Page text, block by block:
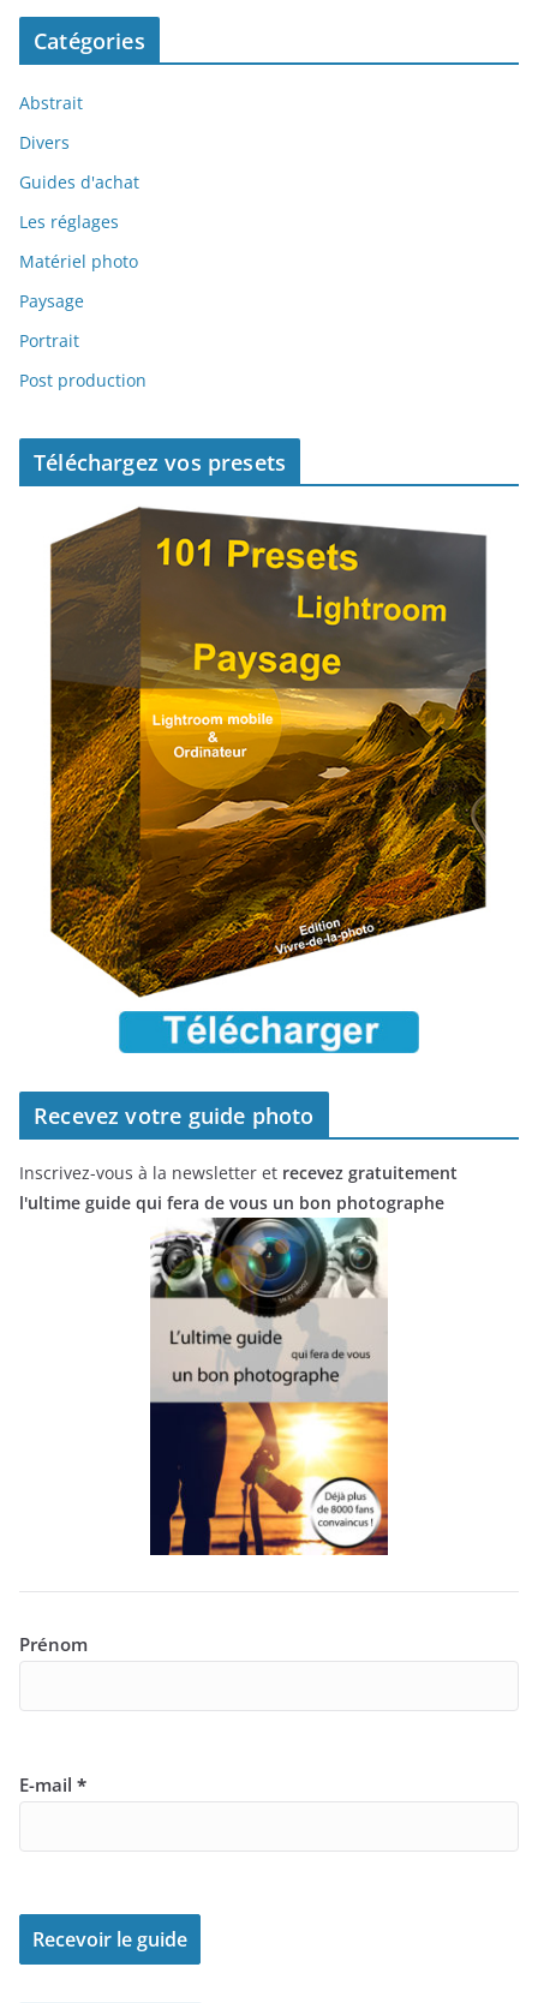
Catégories
Abstrait
Divers
Guides d'achat
Les réglages
Matériel photo
Paysage
Portrait
Post production
Téléchargez vos presets
Recevez votre guide photo
Inscrivez-vous à la newsletter et recevez gratuitement
l'ultime guide qui fera de vous un bon photographe
Prénom
E-mail *